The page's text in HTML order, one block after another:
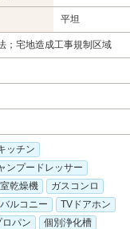
平坦
；宅地造成工事規制区域
ッチン
ンプードレッサー
乾燥機
ガスコンロ
バルコニー
TVドアホン
パン
個別浄化槽